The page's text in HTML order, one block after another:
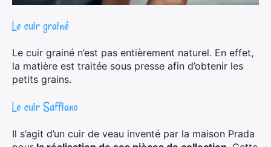
Le cuir grainé
Le cuir grainé n’est pas entièrement naturel. En effet,
la matière est traitée sous presse afin d’obtenir les
petits grains.
Le cuir Saffiano
Il s’agit d’un cuir de veau inventé par la maison Prada
×